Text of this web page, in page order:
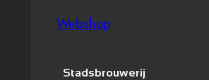
Webshop
Stadsbrouwerij